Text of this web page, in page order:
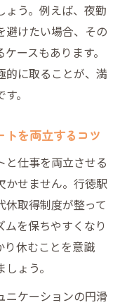
ょう。例えば、夜勤
避けたい場合、その
ースもあります。
的に取ることが、満
。
を両立するコツ
と仕事を両立させる
かせません。行徳駅
取得制度が整って
を保ちやすくなり
り休むことを意識
ょう。
ニケーションの円滑